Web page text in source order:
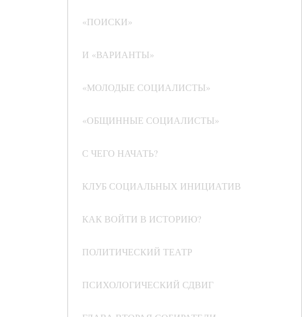
«ПОИСКИ»
И «ВАРИАНТЫ»
«МОЛОДЫЕ СОЦИАЛИСТЫ»
«ОБЩИННЫЕ СОЦИАЛИСТЫ»
С ЧЕГО НАЧАТЬ?
КЛУБ СОЦИАЛЬНЫХ ИНИЦИАТИВ
КАК ВОЙТИ В ИСТОРИЮ?
ПОЛИТИЧЕСКИЙ ТЕАТР
ПСИХОЛОГИЧЕСКИЙ СДВИГ